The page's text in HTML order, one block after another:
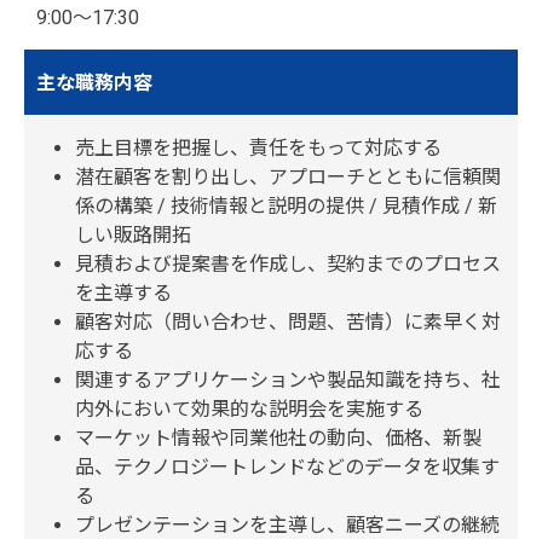
9:00～17:30
主な職務内容
売上目標を把握し、責任をもって対応する
潜在顧客を割り出し、アプローチとともに信頼関
係の構築 / 技術情報と説明の提供 / 見積作成 / 新
しい販路開拓
見積および提案書を作成し、契約までのプロセス
を主導する
顧客対応（問い合わせ、問題、苦情）に素早く対
応する
関連するアプリケーションや製品知識を持ち、社
内外において効果的な説明会を実施する
マーケット情報や同業他社の動向、価格、新製
品、テクノロジートレンドなどのデータを収集す
る
プレゼンテーションを主導し、顧客ニーズの継続